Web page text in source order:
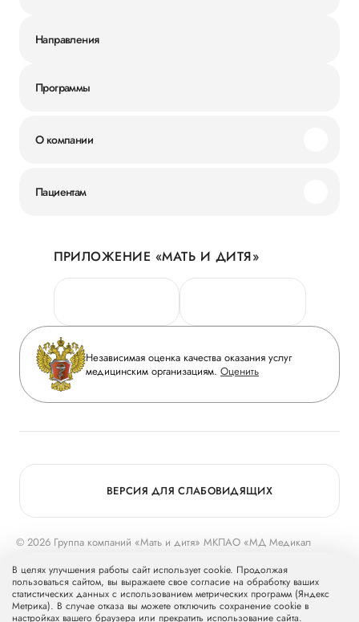
Направления
Программы
О компании
Новости
Руководство
Сотрудничество
Инвесторам
Журнал «Мать и дитя»
Вакансии
Медицинский туризм
Пациентам
Личный кабинет
Персональные данные
Горячая линия качества
Вопрос-ответ
Приложение пациента
Статьи
ПРИЛОЖЕНИЕ «МАТЬ И ДИТЯ»
Независимая оценка качества оказания услуг
медицинским организациям. Оценить
© 2026 Группа компаний «Мать и дитя» МКПАО «МД Медикал
Группу компаний «Мать и дитя».
ВЕРСИЯ ДЛЯ СЛАБОВИДЯЩИХ
В целях улучшения работы сайт использует cookie. Продолжая
пользоваться сайтом, вы выражаете свое согласие на обработку ваших
статистических данных с использованием метрических программ (Яндекс
Метрика). В случае отказа вы можете отключить сохранение cookie в
настройках вашего браузера или прекратить использование сайта.